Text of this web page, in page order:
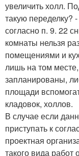
увеличить холл.
такую переделку?
согласно п. 9. 22
комнаты нельзя
помещениями и
лишь на том
запланированы,
площади
кладовок, холлов.
В случае если
приступать к
проектная
такого вида работ